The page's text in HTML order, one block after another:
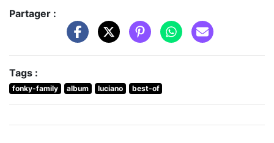
Partager :
Tags :
fonky-family album luciano best-of